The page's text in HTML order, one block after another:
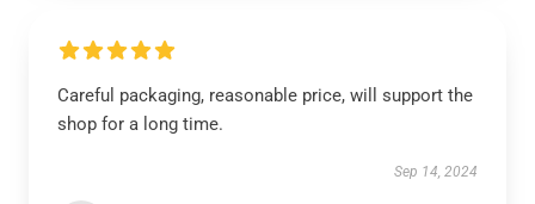
Careful packaging, reasonable price, will support the
shop for a long time.
Sep 14, 2024